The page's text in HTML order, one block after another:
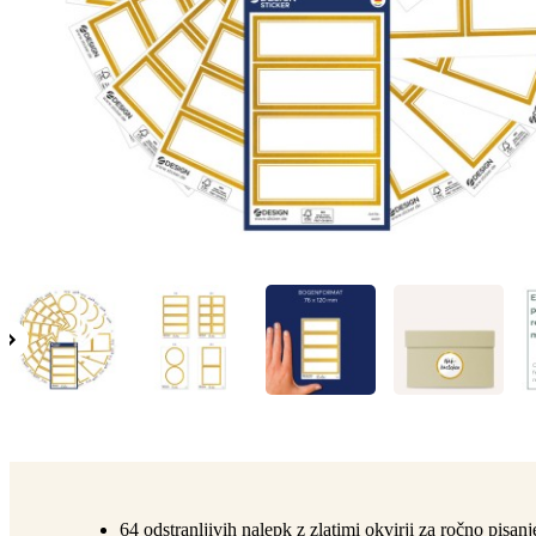
64 odstranljivih nalepk z zlatimi okvirji za ročno